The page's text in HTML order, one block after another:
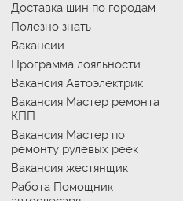
Доставка шин по городам
Полезно знать
Вакансии
Программа лояльности
Вакансия Автоэлектрик
Вакансия Мастер ремонта
КПП
Вакансия Мастер по
ремонту рулевых реек
Вакансия жестянщик
Работа Помощник